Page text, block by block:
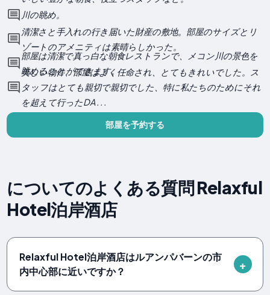
川の眺め。
清潔さと手入れの行き届いた財産の敷地。部屋のサイズとリ
ゾートのアメニティは素晴らしかった。
部屋は清潔で真っ白な朝食レストランで、メコン川の景色を
眺めることができます。
美しい物件、部屋はよく任命され、とてもきれいでした。ス
タッフはとても親切で親切でした、特に私たちのためにそれ
を超えて行ったDA . . .
部屋を予約する
についてのよくある質問 Relaxful
Hotel泊岸酒店
Relaxful Hotel泊岸酒店はルアンパバーンの市
内中心部に近いですか？